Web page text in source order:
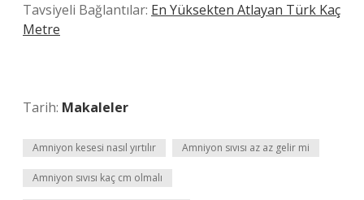
Tavsiyeli Bağlantılar: En Yüksekten Atlayan Türk Kaç
Metre
Tarih: Makaleler
Amniyon kesesi nasıl yırtılır Amniyon sıvısı az az gelir mi
Amniyon sıvısı kaç cm olmalı